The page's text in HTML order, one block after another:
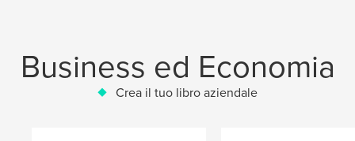
Business ed Economia
Crea il tuo libro aziendale